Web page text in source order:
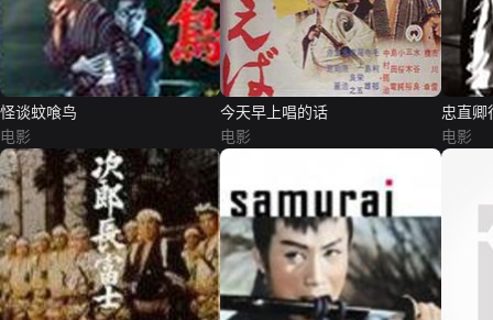
怪谈蚊喰鸟
电影
今天早上唱的话
电影
忠直卿
电影